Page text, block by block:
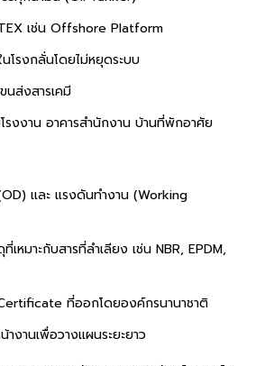
เช่น Offshore Platform
โรงกลั่นโดยไม่หยุดระบบ
นส่งสารเคมี
งงาน อาคารสำนักงาน บ้านที่พักอาศัย
และ แรงดันทำงาน (Working
หมาะกับสารที่ลำเลียง เช่น NBR, EPDM,
ที่ออกโดยองค์กรนานาชาติ
างานเพื่อวางแผนระยะยาว